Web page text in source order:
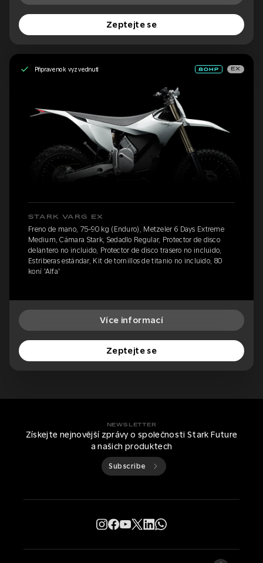
Zeptejte se
Připraveno k vyzvednutí EX
STARK VARG EX
Freno de mano, 75-90 kg (Enduro), Metzeler 6 Days Extreme
Medium, Cámara Stark, Sedadlo Regular, Protector de disco
delantero no incluido, Protector de disco trasero no incluido,
Estriberas estándar, Kit de tornillos de titanio no incluido, 80
koní 'Alfa'
Více informací
Zeptejte se
NEWSLETTER
Získejte nejnovější zprávy o společnosti Stark Future
a našich produktech
Subscribe